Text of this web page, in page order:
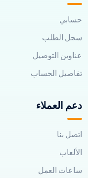
حسابي
سجل الطلب
عناوين التوصيل
تفاصيل الحساب
دعم العملاء
اتصل بنا
الألعاب
ساعات العمل